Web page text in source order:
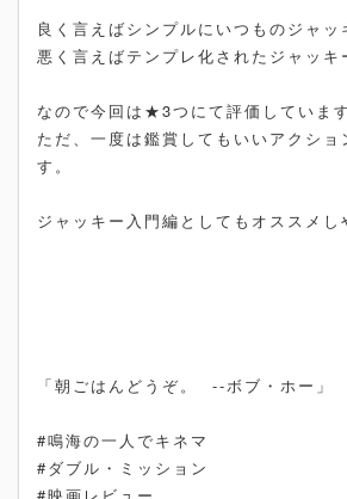
良く言えばシンプルにいつものジャッ
悪く言えばテンプレ化されたジャッキ
なので今回は★3つにて評価しています
ただ、一度は鑑賞してもいいアクショ
す。
ジャッキー入門編としてもオススメし
「朝ごはんどうぞ。 --ボブ・ホー」
#鳴海の一人でキネマ
#ダブル・ミッション